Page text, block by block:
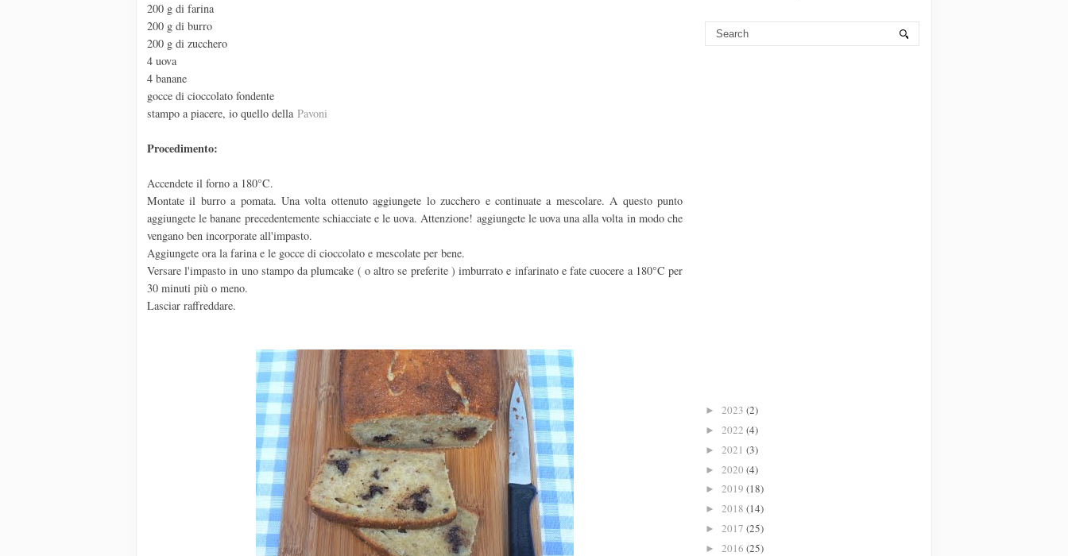
200 g di farina
200 g di burro
200 g di zucchero
4 uova
4 banane
gocce di cioccolato fondente
stampo a piacere, io quello della Pavoni
Procedimento:
Accendete il forno a 180°C.
Montate il burro a pomata. Una volta ottenuto aggiungete lo zucchero e continuate a mescolare. A questo punto
aggiungete le banane precedentemente schiacciate e le uova. Attenzione! aggiungete le uova una alla volta in modo che
vengano ben incorporate all'impasto.
Aggiungete ora la farina e le gocce di cioccolato e mescolate per bene.
Versare l'impasto in uno stampo da plumcake ( o altro se preferite ) imburrato e infarinato e fate cuocere a 180°C per
30 minuti più o meno.
Lasciar raffreddare.
► 2023 (2)
► 2022 (4)
► 2021 (3)
► 2020 (4)
► 2019 (18)
► 2018 (14)
► 2017 (25)
► 2016 (25)